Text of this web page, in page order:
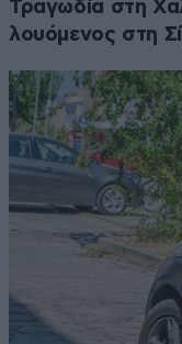
Τραγωδία στη
λουόμενος στη